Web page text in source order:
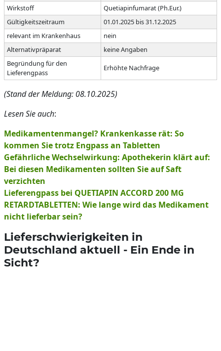
Wirkstoff
Quetiapinfumarat (Ph.Eur.)
Gültigkeitszeitraum
01.01.2025 bis 31.12.2025
relevant im Krankenhaus
nein
Alternativpräparat
keine Angaben
Begründung für den
Lieferengpass
Erhöhte Nachfrage
(Stand der Meldung: 08.10.2025)
Lesen Sie auch:
Medikamentenmangel? Krankenkasse rät: So
kommen Sie trotz Engpass an Tabletten
Gefährliche Wechselwirkung: Apothekerin klärt auf:
Bei diesen Medikamenten sollten Sie auf Saft
verzichten
Lieferengpass bei QUETIAPIN ACCORD 200 MG
RETARDTABLETTEN: Wie lange wird das Medikament
nicht lieferbar sein?
Lieferschwierigkeiten in
Deutschland aktuell - Ein Ende in
Sicht?